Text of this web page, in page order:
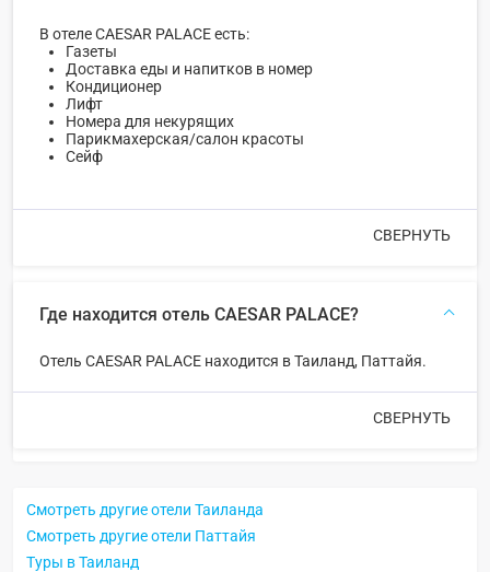
В отеле CAESAR PALACE есть:
Газеты
Доставка еды и напитков в номер
Кондиционер
Лифт
Номера для некурящих
Парикмахерская/салон красоты
Сейф
СВЕРНУТЬ
Где находится отель CAESAR PALACE?
Отель CAESAR PALACE находится в Таиланд, Паттайя.
СВЕРНУТЬ
Смотреть другие отели Таиланда
Смотреть другие отели Паттайя
Туры в Таиланд